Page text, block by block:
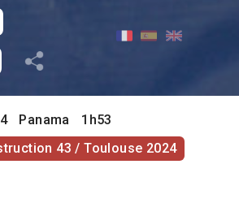
Panama
1h53
43 / Toulouse 2024